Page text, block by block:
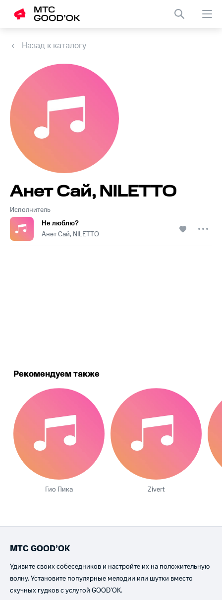
Назад к каталогу
Исполнитель
Анет Сай, NILETTO
Не люблю?
Анет Сай, NILETTO
Рекомендуем также
Гио Пика Zivert
МТС GOOD’OK
Удивите своих собеседников и настройте их на положительную
волну. Установите популярные мелодии или шутки вместо
скучных гудков с услугой GOOD’OK.